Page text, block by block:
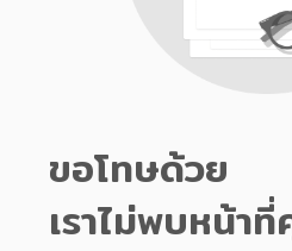
ขอโทษด้วย
เราไม่พบหน้า